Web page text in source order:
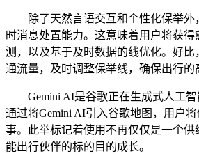
除了天然言语交互和个性化保举外
时消息处置能力。这意味着用户将获
测，以及基于及时数据的线优化。好比
通流量，及时调整保举线，确保出行的
Gemini AI是谷歌正在生成式人工智
通过将Gemini AI引入谷歌地图，用户
事。此举标记着使用不再仅仅是一个供
能出行伙伴的标的目的成长。